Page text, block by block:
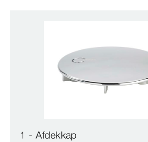
1 - Afdekkap